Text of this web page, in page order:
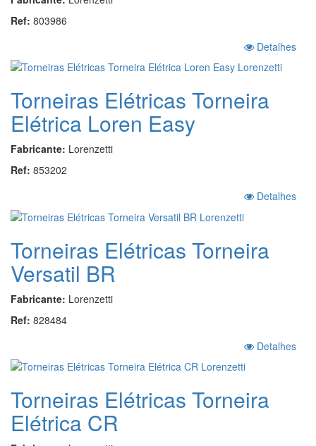
Ref: 803986
Detalhes
Torneiras Elétricas Torneira
Elétrica Loren Easy
Fabricante: Lorenzetti
Ref: 853202
Detalhes
Torneiras Elétricas Torneira
Versatil BR
Fabricante: Lorenzetti
Ref: 828484
Detalhes
Torneiras Elétricas Torneira
Elétrica CR